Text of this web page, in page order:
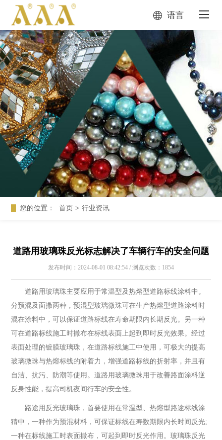
语言
您的位置： 首页 > 行业资讯
道路用玻璃珠反光标志解决了车辆行车的安全问题
发布时间：2024-08-01 08:42:54 / 浏览次数：1854
道路用玻璃珠主要应用于常温型及热熔型道路标线涂料中。
分预混及面撒两种，预混型玻璃微珠可在生产热熔型道路涂料时
混在涂料中，可以保证道路标线在寿命期限内长期反光。另一种
可在道路标线施工时撒布在标线表面上起到即时反光效果。经过
表面处理的镀膜玻璃珠，在道路标线施工中使用，可极大的提高
玻璃微珠与热熔标线的附着力，增强道路标线的折射率，并且有
自洁、抗污、防潮等使用。道路用玻璃微珠用于改善路面涂料逆
反身性能，提高司机夜间行车的安全性。
路途用反光玻璃珠，首要使用在常温型、热熔型路途标线涂
猜中，一种作为预混材料，可保证标线在寿数期限内长时间反光;
一种在标线施工时表面撒布，可起到即时反光作用。玻璃珠反光